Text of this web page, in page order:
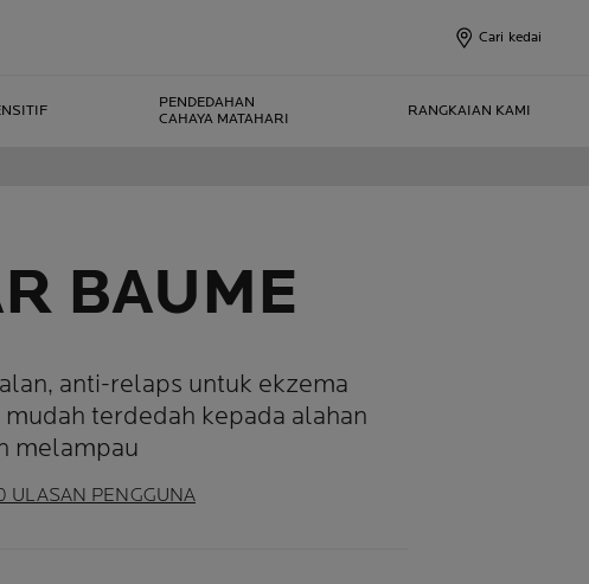
Cari kedai
PENDEDAHAN
CAHAYA MATAHARI
RANGKAIAN KAMI
BAUME
anti-relaps untuk ekzema
terdedah kepada alahan
melampau
ULASAN PENGGUNA